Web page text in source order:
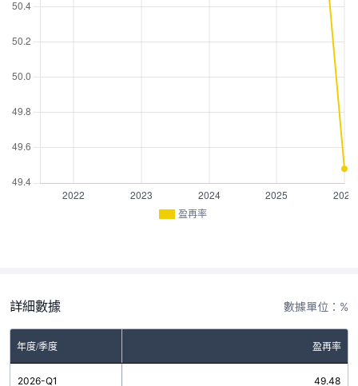
盈再率
詳細數據 數據單位：%
年度/季度 盈再率
2026-Q1 49.48